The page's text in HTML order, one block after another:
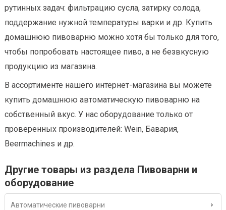
рутинных задач: фильтрацию сусла, затирку солода,
поддержание нужной температуры варки и др. Купить
домашнюю пивоварню можно хотя бы только для того,
чтобы попробовать настоящее пиво, а не безвкусную
продукцию из магазина.
В ассортименте нашего интернет-магазина вы можете
купить домашнюю автоматическую пивоварню на
собственный вкус. У нас оборудование только от
проверенных производителей: Wein, Бавария,
Beermachines и др.
Другие товары из раздела Пивоварни и
оборудование
Автоматические пивоварни